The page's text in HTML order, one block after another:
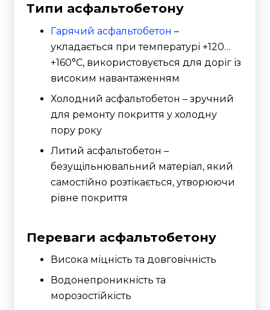
Типи асфальтобетону
Гарячий асфальтобетон –
укладається при температурі +120…
+160°C, використовується для доріг із
високим навантаженням
Холодний асфальтобетон – зручний
для ремонту покриття у холодну
пору року
Литий асфальтобетон –
безущільнювальний матеріал, який
самостійно розтікається, утворюючи
рівне покриття
Переваги асфальтобетону
Висока міцність та довговічність
Водонепроникність та
морозостійкість